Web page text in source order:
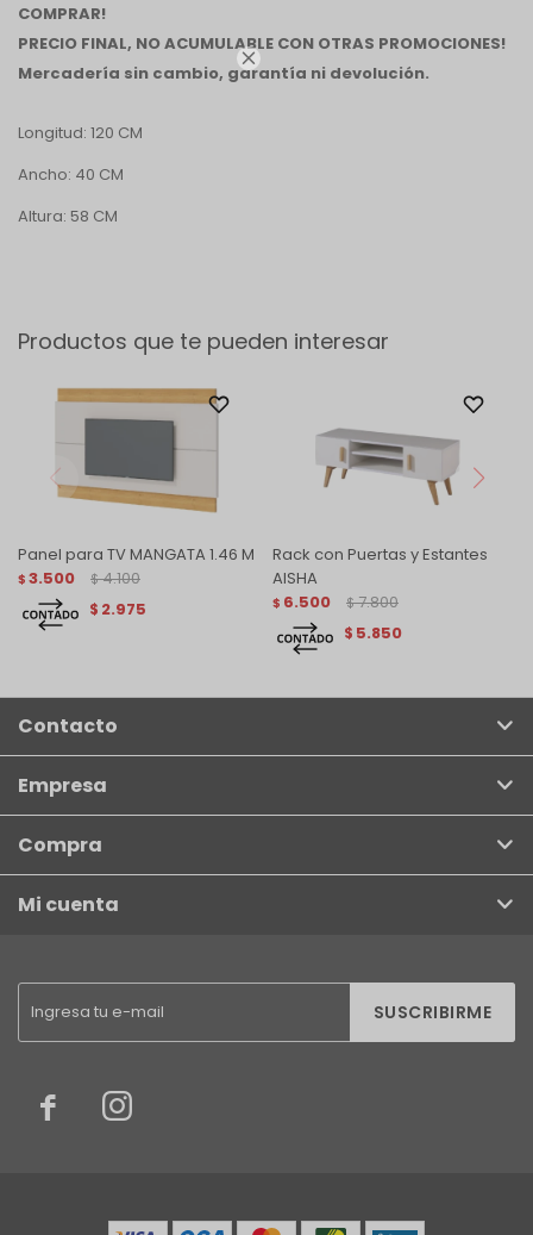

COMPRAR!
PRECIO FINAL, NO ACUMULABLE CON OTRAS PROMOCIONES!
Mercadería sin cambio, garantía ni devolución.
Longitud: 120 CM
Ancho: 40 CM
Altura: 58 CM
Productos que te pueden interesar
Panel para TV MANGATA 1.46 M
$ 3.500 $ 4.100
$ 2.975
Rack con Puertas y Estantes
AISHA
$ 6.500 $ 7.800
$ 5.850
SUSCRIBIRME
 
Contacto
Empresa
Compra
Mi cuenta